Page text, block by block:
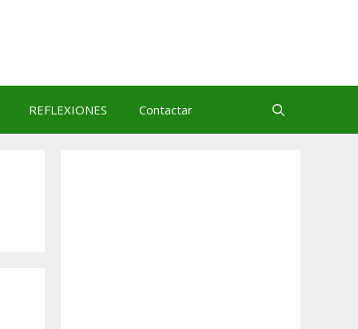
REFLEXIONES Contactar